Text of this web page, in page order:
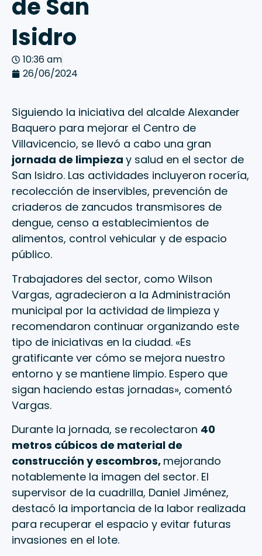
de San
Isidro
10:36 am
26/06/2024
Siguiendo la iniciativa del alcalde Alexander
Baquero para mejorar el Centro de
Villavicencio, se llevó a cabo una gran
jornada de limpieza y salud en el sector de
San Isidro. Las actividades incluyeron rocería,
recolección de inservibles, prevención de
criaderos de zancudos transmisores de
dengue, censo a establecimientos de
alimentos, control vehicular y de espacio
público.
Trabajadores del sector, como Wilson
Vargas, agradecieron a la Administración
municipal por la actividad de limpieza y
recomendaron continuar organizando este
tipo de iniciativas en la ciudad. «Es
gratificante ver cómo se mejora nuestro
entorno y se mantiene limpio. Espero que
sigan haciendo estas jornadas», comentó
Vargas.
Durante la jornada, se recolectaron 40
metros cúbicos de material de
construcción y escombros, mejorando
notablemente la imagen del sector. El
supervisor de la cuadrilla, Daniel Jiménez,
destacó la importancia de la labor realizada
para recuperar el espacio y evitar futuras
invasiones en el lote.